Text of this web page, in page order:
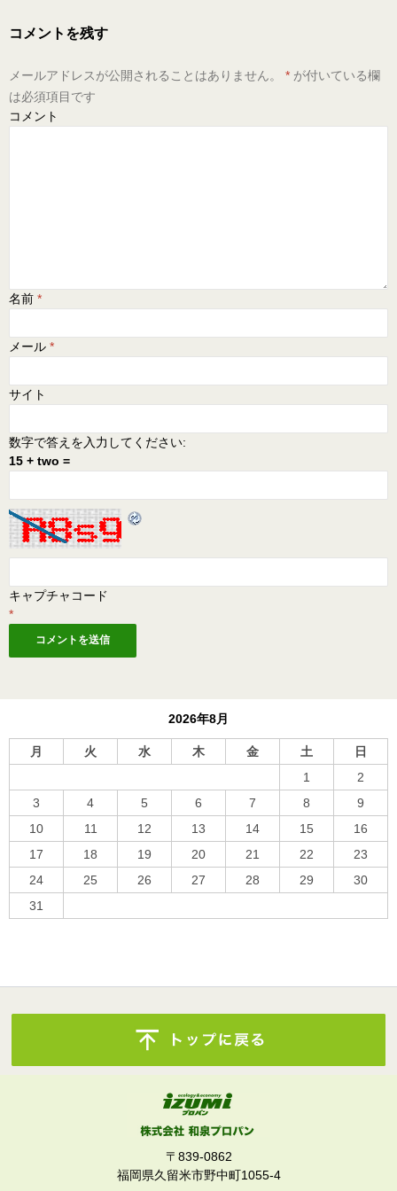
コメントを残す
メールアドレスが公開されることはありません。 * が付いている欄
は必須項目です
コメント
名前 *
メール *
サイト
数字で答えを入力してください:
15 + two =
キャプチャコード
*
2026年8月
月 火 水 木 金 土
日
1
2
3
4 5 6 7 8
9
10
11 12 13 14 15
16
17
18 19 20 21 22
23
24
25 26 27 28 29
30
31
〒839-0862
福岡県久留米市野中町1055-4